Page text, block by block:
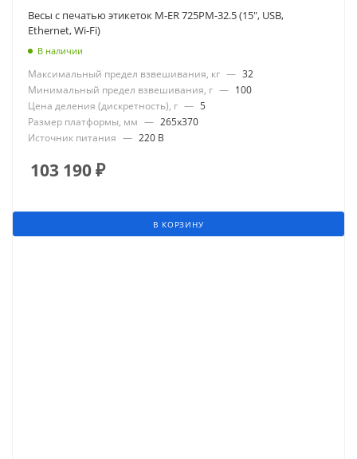
Весы с печатью этикеток M-ER 725PM-32.5 (15", USB,
Ethernet, Wi-Fi)
В наличии
Максимальный предел взвешивания, кг — 32
Минимальный предел взвешивания, г — 100
Цена деления (дискретность), г — 5
Размер платформы, мм — 265x370
Источник питания — 220 В
103 190₽
В КОРЗИНУ